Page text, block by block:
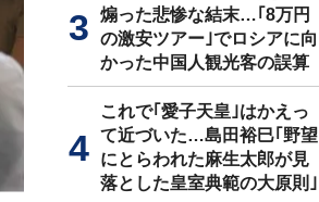
煽った悲惨な結末…｢8万円
の激安ツアー｣でロシアに向
かった中国人観光客の誤算
これで｢愛子天皇｣はかえっ
て近づいた…島田裕巳｢野望
にとらわれた麻生太郎が見
落とした皇室典範の大原則｣